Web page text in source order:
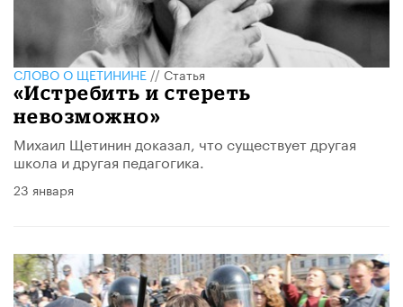
СЛОВО О ЩЕТИНИНЕ//Статья
«Истребить и стереть
невозможно»
Михаил Щетинин доказал, что существует другая
школа и другая педагогика.
23 января